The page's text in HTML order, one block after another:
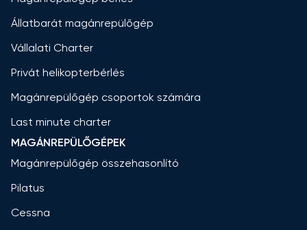
Állatbarát magánrepülőgép
Vállalati Charter
Privát helikopterbérlés
Magánrepülőgép csoportok számára
Last minute charter
MAGÁNREPÜLŐGÉPEK
Magánrepülőgép összehasonlító
Pilatus
Cessna